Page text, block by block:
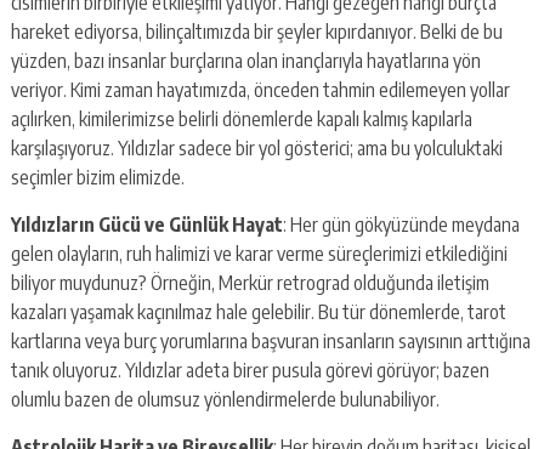
hareket ediyorsa, bilinçaltımızda bir şeyler kıpırdanıyor. Belki de bu
yüzden, bazı insanlar burçlarına olan inançlarıyla hayatlarına yön
veriyor. Kimi zaman hayatımızda, önceden tahmin edilemeyen yollar
açılırken, kimilerimizse belirli dönemlerde kapalı kalmış kapılarla
karşılaşıyoruz. Yıldızlar sadece bir yol gösterici; ama bu yolculuktaki
seçimler bizim elimizde.
Yıldızların Gücü ve Günlük Hayat: Her gün gökyüzünde meydana
gelen olayların, ruh halimizi ve karar verme süreçlerimizi etkilediğini
biliyor muydunuz? Örneğin, Merkür retrograd olduğunda iletişim
kazaları yaşamak kaçınılmaz hale gelebilir. Bu tür dönemlerde, tarot
kartlarına veya burç yorumlarına başvuran insanların sayısının arttığına
tanık oluyoruz. Yıldızlar adeta birer pusula görevi görüyor; bazen
olumlu bazen de olumsuz yönlendirmelerde bulunabiliyor.